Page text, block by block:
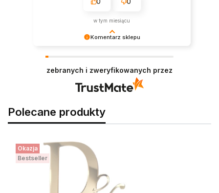
Komentarz sklepu
w tym miesiącu
zebranych i zweryfikowanych przez
Polecane produkty
Okazja
Bestseller